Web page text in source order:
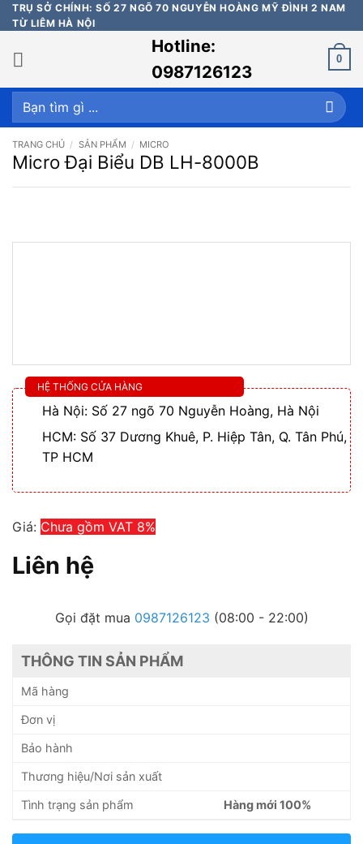
Bỏ
qua
nội
dung
TRỤ SỞ CHÍNH: SỐ 27 NGÕ 70 NGUYỄN HOÀNG MỸ ĐÌNH 2 NAM
TỪ LIÊM HÀ NỘI
Hotline:
0987126123
0
Tìm
kiếm:
TRANG CHỦ / SẢN PHẨM / MICRO
Micro Đại Biểu DB LH-8000B
HỆ THỐNG CỬA HÀNG
Hà Nội: Số 27 ngõ 70 Nguyễn Hoàng, Hà Nội
HCM: Số 37 Dương Khuê, P. Hiệp Tân, Q. Tân Phú,
TP HCM
Giá: Chưa gồm VAT 8%
Liên hệ
Gọi đặt mua 0987126123 (08:00 - 22:00)
THÔNG TIN SẢN PHẨM
Mã hàng
Đơn vị
Bảo hành
Thương hiệu/Nơi sản xuất
Tình trạng sản phẩm Hàng mới 100%